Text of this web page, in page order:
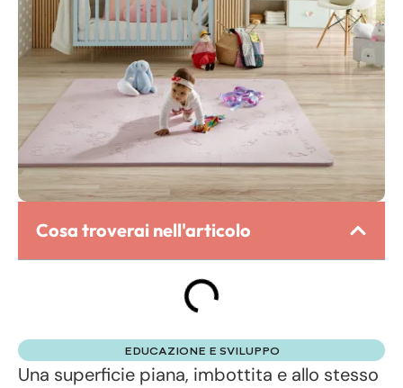
Cosa troverai nell'articolo
EDUCAZIONE E SVILUPPO
Una superficie piana, imbottita e allo stesso